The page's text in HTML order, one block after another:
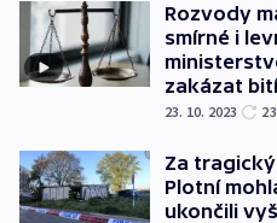
Rozvody
smírné i
zakázat
23. 10. 2023
Za
Plotní
ukončili